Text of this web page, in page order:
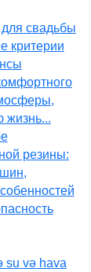
свадьбы
критерии
жизнь...
резины:
su və hava